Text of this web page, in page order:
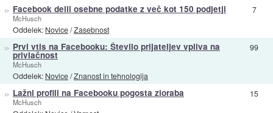
» Facebook delil osebne podatke z več kot 150 podjetji
McHusch
Oddelek: Novice/Zasebnost
7
» Prvi vtis na Facebooku: Število prijateljev vpliva na
privlačnost
McHusch
Oddelek: Novice/Znanost in tehnologija
99
» Lažni profili na Facebooku pogosta zloraba
McHusch
15